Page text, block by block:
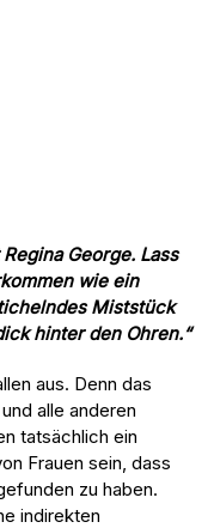
George. Lass
wie ein
Miststück
hinter den Ohren.“
aus. Denn das
alle anderen
tatsächlich ein
Frauen sein, dass
zu haben.
indirekten